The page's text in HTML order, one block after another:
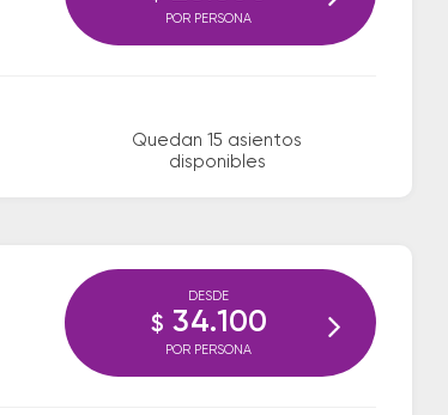
Quedan 15 asientos
disponibles
POR PERSONA
DESDE
$ 34.100
POR PERSONA